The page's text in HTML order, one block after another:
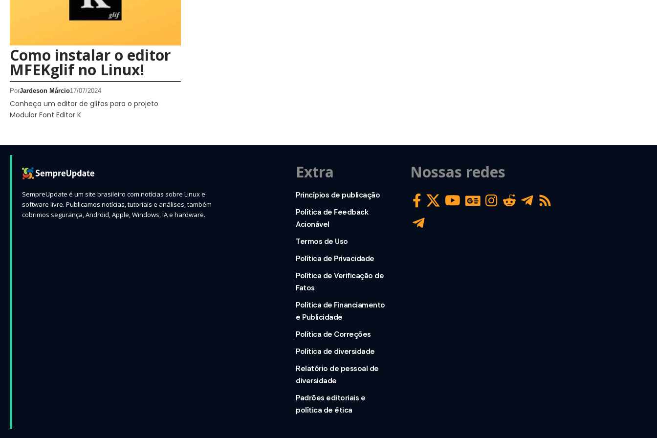
Como instalar o editor
MFEKglif no Linux!
PorJardeson Márcio17/07/2024
Conheça um editor de glifos para o projeto
Modular Font Editor K
SempreUpdate é um site brasileiro com notícias sobre Linux e
software livre. Publicamos notícias, tutoriais e análises, também
cobrimos segurança, Android, Apple, Windows, IA e hardware.
Extra
Princípios de publicação
Política de Feedback
Acionável
Termos de Uso
Política de Privacidade
Política de Verificação de
Fatos
Política de Financiamento
e Publicidade
Política de Correções
Política de diversidade
Relatório de pessoal de
diversidade
Padrões editoriais e
política de ética
Nossas redes